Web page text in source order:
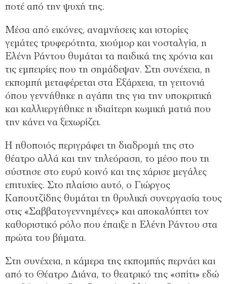
ποτέ από την ψυχή της.
Μέσα από εικόνες, αναμνήσεις και ιστορίες
γεμάτες τρυφερότητα, χιούμορ και νοσταλγία, η
Ελένη Ράντου θυμάται τα παιδικά της χρόνια και
τις εμπειρίες που τη σημάδεψαν. Στη συνέχεια, η
εκπομπή μεταφέρεται στα Εξάρχεια, τη γειτονιά
όπου γεννήθηκε η αγάπη της για την υποκριτική
και καλλιεργήθηκε η ιδιαίτερη κωμική ματιά που
την κάνει να ξεχωρίζει.
Η ηθοποιός περιγράφει τη διαδρομή της στο
θέατρο αλλά και την τηλεόραση, το μέσο που τη
σύστησε στο ευρύ κοινό και της χάρισε μεγάλες
επιτυχίες. Στο πλαίσιο αυτό, ο Γιώργος
Καπουτζίδης θυμάται τη θρυλική συνεργασία τους
στις «Σαββατογεννημένες» και αποκαλύπτει τον
καθοριστικό ρόλο που έπαιξε η Ελένη Ράντου στα
πρώτα του βήματα.
Στη συνέχεια, η κάμερα της εκπομπής περνάει και
από το Θέατρο Διάνα, το θεατρικό της «σπίτι» εδώ